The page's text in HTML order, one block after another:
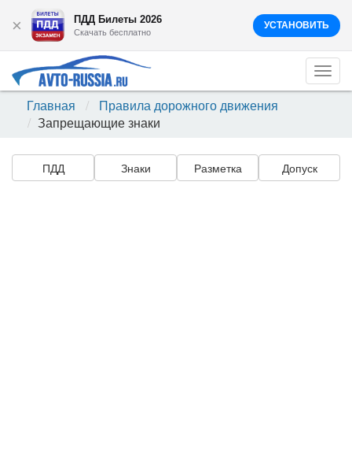
× ПДД Билеты 2026
Скачать бесплатно
УСТАНОВИТЬ
Главная
Правила дорожного движения
Запрещающие знаки
ПДД Знаки Разметка Допуск